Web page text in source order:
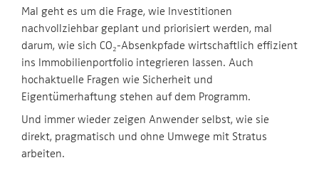
Mal geht es um die Frage, wie Investitionen
nachvollziehbar geplant und priorisiert werden, mal
darum, wie sich CO₂-Absenkpfade wirtschaftlich effizient
ins Immobilienportfolio integrieren lassen. Auch
hochaktuelle Fragen wie Sicherheit und
Eigentümerhaftung stehen auf dem Programm.
Und immer wieder zeigen Anwender selbst, wie sie
direkt, pragmatisch und ohne Umwege mit Stratus
arbeiten.